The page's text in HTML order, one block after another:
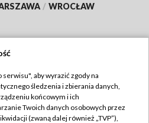
/ WROCŁAW
TVP
TVP
aby wyrazić zgody na
śledzenia i zbierania danych,
końcowym i ich
Twoich danych osobowych przez
(zwaną dalej również „TVP”),